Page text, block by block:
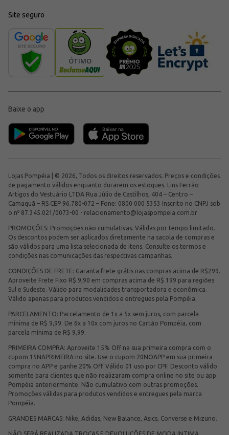
Site seguro
Baixe o app
Lojas Pompéia | © 2026, Todos os direitos reservados. Preços e condições
de pagamento válidos enquanto durarem os estoques. Lins Ferrão
Artigos do Vestuário LTDA Rua Júlio de Castilhos, 404 – Centro –
Camaquã – RS CEP 96.780-072 – Fone: 0800 000 5353 Inscrito no CNPJ sob
o nº 87.345.021/0073-00 - relacionamento@lojaspompeia.com.br
PROMOÇÕES: Promoções não cumulativas. Válidas por tempo limitado.
Os descontos podem ser aplicados diretamente na sacola de compras e
são válidos para uma lista selecionada de itens. Consulte os termos e
condições nas comunicações das respectivas campanhas.
CONDIÇÕES DE FRETE: Garanta frete grátis nas compras acima de R$299.
Aproveite Frete Fixo R$ 9,90 em compras acima de R$ 199 para regiões
Sul e Sudeste. Válido para modalidades transportadora e econômica.
Válido apenas para produtos vendidos e entregues pela Pompéia.
PARCELAMENTO: Parcelamento de 1x a 5x sem juros, com parcela
mínima de R$ 9,99. De 6x a 10x com juros no Cartão Pompéia, com
parcela mínima de R$ 9,99.
PRIMEIRA COMPRA: Aproveite 15% Off na sua primeira compra com o
cupom 15NAPRIMEIRA no site. Use o cupom 20NOAPP em sua primeira
compra no APP e ganhe 20% Off. Válido 01 uso por CPF. Desconto válido
somente para clientes que não realizaram compra online no site ou app
Pompéia anteriormente. Não cumulativo com outras promoções.
Promoções válidas para produtos vendidos e entregues pela marca
Pompéia.
GRANDES MARCAS: Nike, Adidas, New Balance, Asics, Converse e Mizuno.